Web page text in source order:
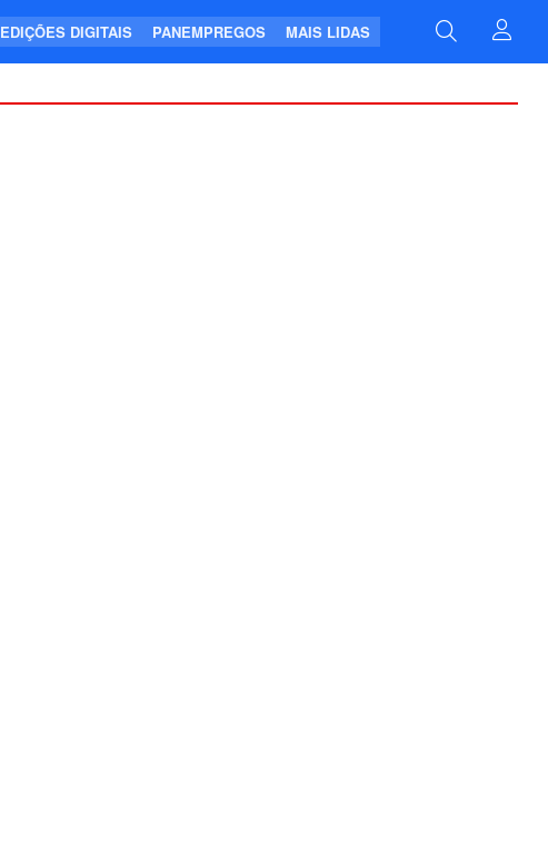
EDIÇÕES DIGITAIS PANEMPREGOS MAIS LIDAS